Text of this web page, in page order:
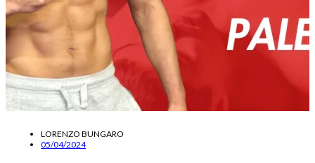
LORENZO BUNGARO
05/04/2024